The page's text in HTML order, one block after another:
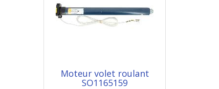
Moteur volet roulant
SO1165159